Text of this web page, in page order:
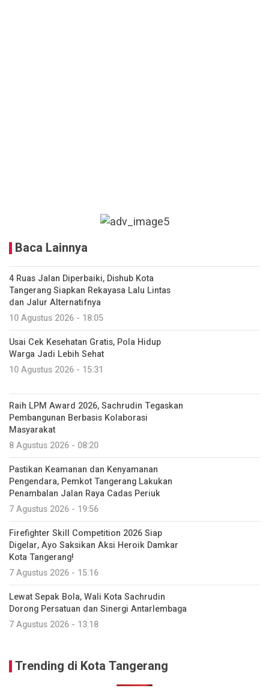
Baca Lainnya
4 Ruas Jalan Diperbaiki, Dishub Kota
Tangerang Siapkan Rekayasa Lalu Lintas
dan Jalur Alternatifnya
10 Agustus 2026 - 18:05
Usai Cek Kesehatan Gratis, Pola Hidup
Warga Jadi Lebih Sehat
10 Agustus 2026 - 15:31
Raih LPM Award 2026, Sachrudin Tegaskan
Pembangunan Berbasis Kolaborasi
Masyarakat
8 Agustus 2026 - 08:20
Pastikan Keamanan dan Kenyamanan
Pengendara, Pemkot Tangerang Lakukan
Penambalan Jalan Raya Cadas Periuk
7 Agustus 2026 - 19:56
Firefighter Skill Competition 2026 Siap
Digelar, Ayo Saksikan Aksi Heroik Damkar
Kota Tangerang!
7 Agustus 2026 - 15:16
Lewat Sepak Bola, Wali Kota Sachrudin
Dorong Persatuan dan Sinergi Antarlembaga
7 Agustus 2026 - 13:18
Trending di Kota Tangerang